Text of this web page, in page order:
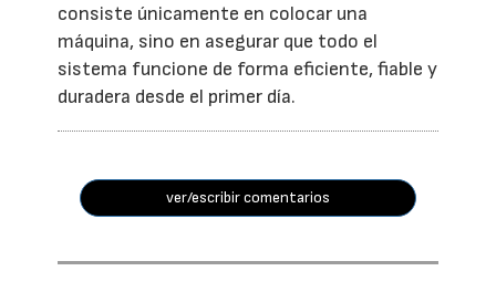
consiste únicamente en colocar una
máquina, sino en asegurar que todo el
sistema funcione de forma eficiente, fiable y
duradera desde el primer día.
ver/escribir comentarios